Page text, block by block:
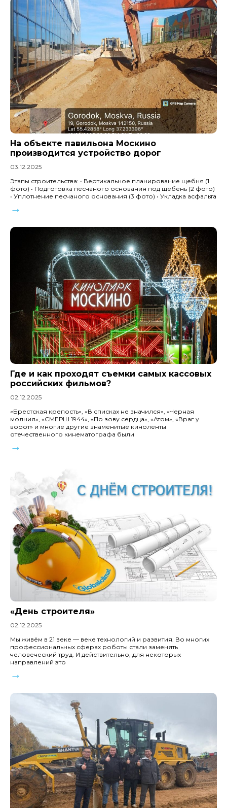
На объекте павильона Москино
производится устройство дорог
03.12.2025
Этапы строительства: • Вертикальное планирование щебня (1
фото) • Подготовка песчаного основания под щебень (2 фото)
• Уплотнение песчаного основания (3 фото) • Укладка асфальта
→
Где и как проходят съемки самых кассовых
российских фильмов?
02.12.2025
«Брестская крепость», «В списках не значился», «Черная
молния», «СМЕРШ 1944», «По зову сердца», «Атом», «Враг у
ворот» и многие другие знаменитые киноленты
отечественного кинематографа были
→
«День строителя»
02.12.2025
Мы живём в 21 веке — веке технологий и развития. Во многих
профессиональных сферах роботы стали заменять
человеческий труд. И действительно, для некоторых
направлений это
→